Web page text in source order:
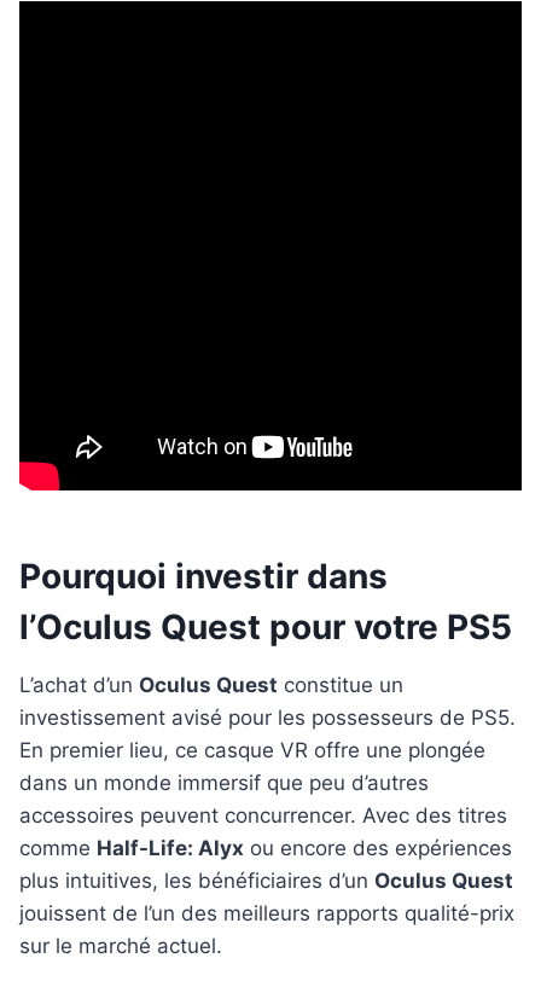
Pourquoi investir dans
l’Oculus Quest pour votre PS5
L’achat d’un Oculus Quest constitue un
investissement avisé pour les possesseurs de PS5.
En premier lieu, ce casque VR offre une plongée
dans un monde immersif que peu d’autres
accessoires peuvent concurrencer. Avec des titres
comme Half-Life: Alyx ou encore des expériences
plus intuitives, les bénéficiaires d’un Oculus Quest
jouissent de l’un des meilleurs rapports qualité-prix
sur le marché actuel.